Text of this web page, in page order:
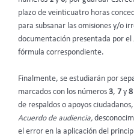
plazo de veinticuatro horas
para subsanar las omisiones y/o
documentación presentada por el
fórmula correspondiente.
Finalmente, se estudiarán por
marcados con los números 3, 7 y 8
de respaldos o apoyos
Acuerdo de audiencia,
el error en la aplicación del